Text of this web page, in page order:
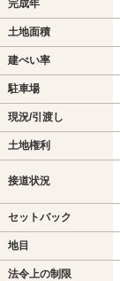
完成年
土地面積
建ぺい率
駐車場
現況/引渡し
土地権利
接道状況
セットバック
地目
法令上の制限